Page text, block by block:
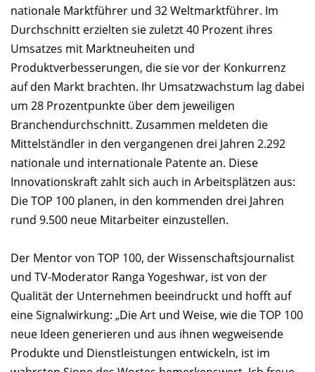
nationale Marktführer und 32 Weltmarktführer. Im
Durchschnitt erzielten sie zuletzt 40 Prozent ihres
Umsatzes mit Marktneuheiten und
Produktverbesserungen, die sie vor der Konkurrenz
auf den Markt brachten. Ihr Umsatzwachstum lag dabei
um 28 Prozentpunkte über dem jeweiligen
Branchendurchschnitt. Zusammen meldeten die
Mittelständler in den vergangenen drei Jahren 2.292
nationale und internationale Patente an. Diese
Innovationskraft zahlt sich auch in Arbeitsplätzen aus:
Die TOP 100 planen, in den kommenden drei Jahren
rund 9.500 neue Mitarbeiter einzustellen.
Der Mentor von TOP 100, der Wissenschaftsjournalist
und TV-Moderator Ranga Yogeshwar, ist von der
Qualität der Unternehmen beeindruckt und hofft auf
eine Signalwirkung: „Die Art und Weise, wie die TOP 100
neue Ideen generieren und aus ihnen wegweisende
Produkte und Dienstleistungen entwickeln, ist im